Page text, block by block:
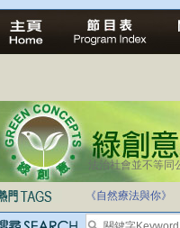
法治社會並不等同
《自然療法與你》